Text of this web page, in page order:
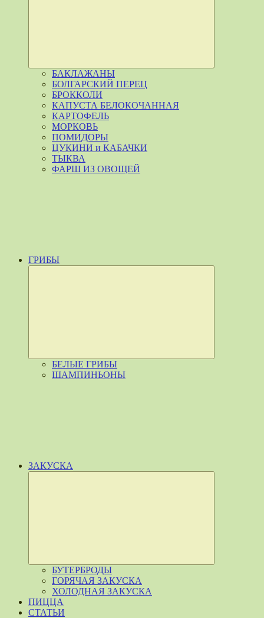
БАКЛАЖАНЫ
БОЛГАРСКИЙ ПЕРЕЦ
БРОККОЛИ
КАПУСТА БЕЛОКОЧАННАЯ
КАРТОФЕЛЬ
МОРКОВЬ
ПОМИДОРЫ
ЦУКИНИ и КАБАЧКИ
ТЫКВА
ФАРШ ИЗ ОВОЩЕЙ
ГРИБЫ
БЕЛЫЕ ГРИБЫ
ШАМПИНЬОНЫ
ЗАКУСКА
БУТЕРБРОДЫ
ГОРЯЧАЯ ЗАКУСКА
ХОЛОДНАЯ ЗАКУСКА
ПИЦЦА
СТАТЬИ